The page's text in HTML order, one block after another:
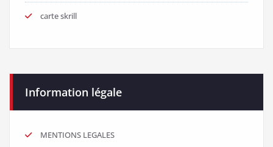
carte skrill
Information légale
MENTIONS LEGALES